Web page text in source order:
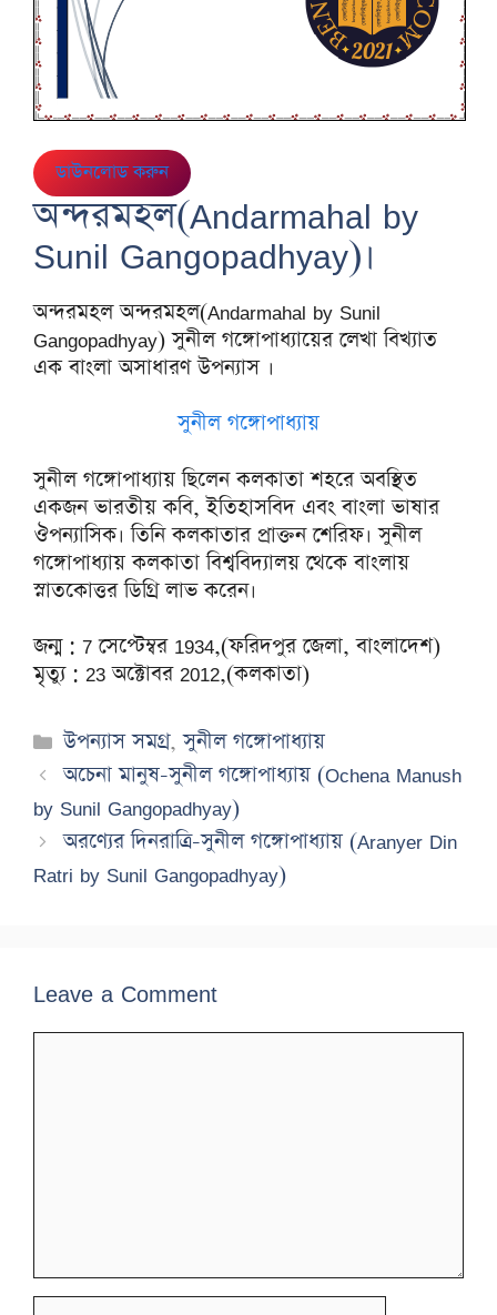
ডাউনলোড করুন
অন্দরমহল(Andarmahal by
Sunil Gangopadhyay)।
অন্দরমহল অন্দরমহল(Andarmahal by Sunil
Gangopadhyay) সুনীল গঙ্গোপাধ্যায়ের লেখা বিখ্যাত
এক বাংলা অসাধারণ উপন্যাস ।
সুনীল গঙ্গোপাধ্যায়
সুনীল গঙ্গোপাধ্যায় ছিলেন কলকাতা শহরে অবস্থিত
একজন ভারতীয় কবি, ইতিহাসবিদ এবং বাংলা ভাষার
ঔপন্যাসিক। তিনি কলকাতার প্রাক্তন শেরিফ। সুনীল
গঙ্গোপাধ্যায় কলকাতা বিশ্ববিদ্যালয় থেকে বাংলায়
স্নাতকোত্তর ডিগ্রি লাভ করেন।
জন্ম : 7 সেপ্টেম্বর 1934,(ফরিদপুর জেলা, বাংলাদেশ)
মৃত্যু : 23 অক্টোবর 2012,(কলকাতা)
Categories
উপন্যাস সমগ্র,সুনীল গঙ্গোপাধ্যায়
অচেনা মানুষ-সুনীল গঙ্গোপাধ্যায় (Ochena Manush
by Sunil Gangopadhyay)
অরণ্যের দিনরাত্রি-সুনীল গঙ্গোপাধ্যায় (Aranyer Din
Ratri by Sunil Gangopadhyay)
Leave a Comment